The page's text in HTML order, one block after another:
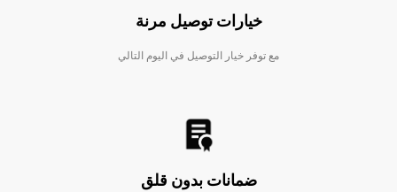
خيارات توصيل مرنة
مع توفر خيار التوصيل في اليوم التالي
ضمانات بدون قلق